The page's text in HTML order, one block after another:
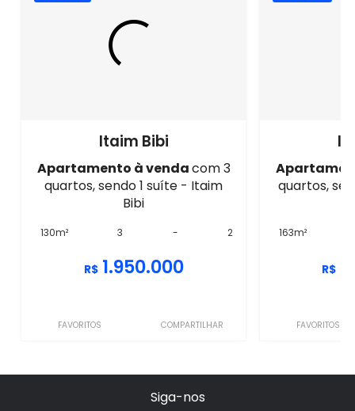
Itaim Bibi
Apartamento à vendacom 3
quartos, sendo 1 suíte - Itaim
Bibi
130m² 3 - 2
R$ 1.950.000
FAVORITOS COMPARTILHAR
quartos,
163m²
R$
FAVORITOS
Siga-nos